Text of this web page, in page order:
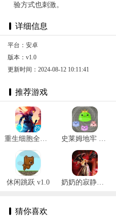
验方式也刺激。
详细信息
平台：安卓
版本：v1.0
更新时间：2024-08-12 10:11:41
推荐游戏
休闲跳跃 v1.0 奶奶的寂静剧院 v0.1
猜你喜欢